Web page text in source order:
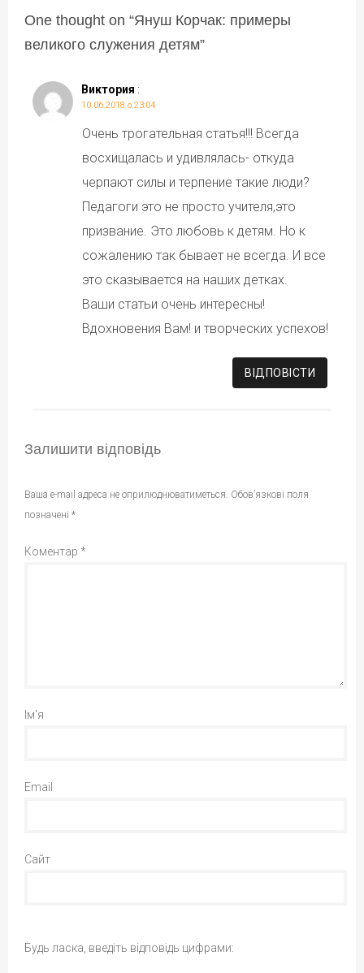
One thought on “Януш Корчак: примеры
великого служения детям”
Виктория :
10.06.2018 о 23:04
Очень трогательная статья!!! Всегда
восхищалась и удивлялась- откуда
черпают силы и терпение такие люди?
Педагоги это не просто учителя,это
призвание. Это любовь к детям. Но к
сожалению так бывает не всегда. И все
это сказывается на наших детках.
Ваши статьи очень интересны!
Вдохновения Вам! и творческих успехов!
ВІДПОВІCТИ
Залишити відповідь
Ваша e-mail адреса не оприлюднюватиметься. Обов’язкові поля
позначені *
Коментар *
Ім'я
Email
Сайт
Будь ласка, введіть відповідь цифрами: